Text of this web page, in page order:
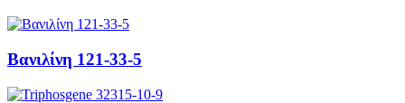
Βανιλίνη 121-33-5